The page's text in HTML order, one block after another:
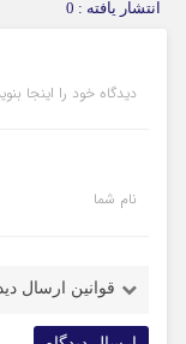
انتشار یافته : 0
دیدگاه خود را اینجا
نام شما
قوانین ارسال